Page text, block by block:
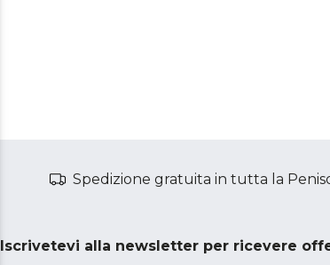
Spedizione gratuita in tutta la
Iscrivetevi alla newsletter per ricevere